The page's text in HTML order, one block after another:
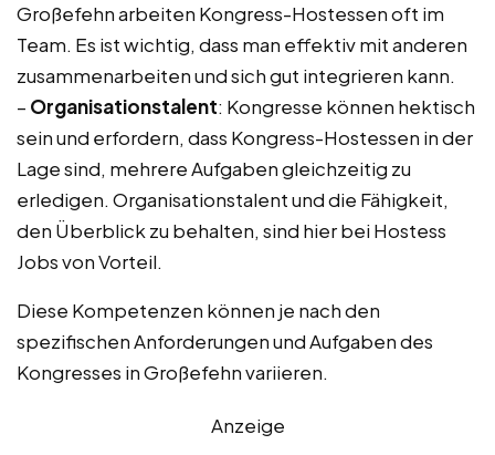
Großefehn arbeiten Kongress-Hostessen oft im
Team. Es ist wichtig, dass man effektiv mit anderen
zusammenarbeiten und sich gut integrieren kann.
– Organisationstalent: Kongresse können hektisch
sein und erfordern, dass Kongress-Hostessen in der
Lage sind, mehrere Aufgaben gleichzeitig zu
erledigen. Organisationstalent und die Fähigkeit,
den Überblick zu behalten, sind hier bei Hostess
Jobs von Vorteil.
Diese Kompetenzen können je nach den
spezifischen Anforderungen und Aufgaben des
Kongresses in Großefehn variieren.
Anzeige